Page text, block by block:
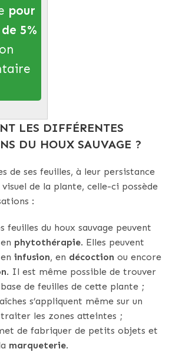
pour
5%
LES DIFFÉRENTES
DU HOUX SAUVAGE ?
de ses feuilles, à leur persistance
de la plante, celle-ci possède
:
feuilles du houx sauvage peuvent
phytothérapie. Elles peuvent
eninfusion, en décoction ou encore
. Il est même possible de trouver
de feuilles de cette plante ;
s’appliquent même sur un
les zones atteintes ;
de fabriquer de petits objets et
marqueterie.